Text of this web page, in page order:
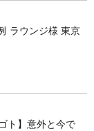
ラウンジ様 東京
ト】意外と今で